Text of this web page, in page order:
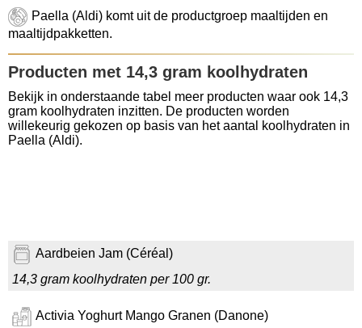
Paella (Aldi) komt uit de productgroep maaltijden en
maaltijdpakketten.
Producten met 14,3 gram koolhydraten
Bekijk in onderstaande tabel meer producten waar ook 14,3
gram koolhydraten inzitten. De producten worden
willekeurig gekozen op basis van het aantal koolhydraten in
Paella (Aldi).
Aardbeien Jam (Céréal)
14,3 gram koolhydraten per 100 gr.
Activia Yoghurt Mango Granen (Danone)